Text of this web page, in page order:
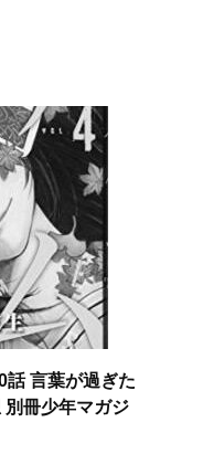
話 言葉が過ぎた
冊少年マガジ